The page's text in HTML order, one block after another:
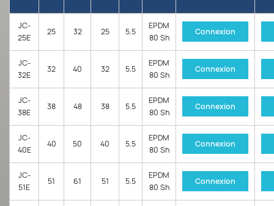
JC-
25E
25 32 25 5.5
EPDM
80 Sh
Connexion
JC-
32E
32 40 32 5.5
EPDM
80 Sh
Connexion
JC-
38E
38 48 38 5.5
EPDM
80 Sh
Connexion
JC-
40E
40 50 40 5.5
EPDM
80 Sh
Connexion
JC-
51E
51 61 51 5.5
EPDM
80 Sh
Connexion